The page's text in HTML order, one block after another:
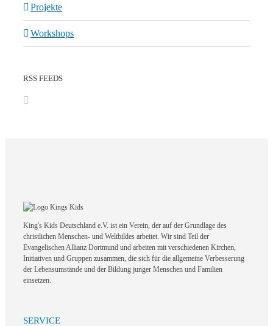
Projekte
Workshops
RSS FEEDS
King's Kids Deutschland e.V. ist ein Verein, der auf der Grundlage des
christlichen Menschen- und Weltbildes arbeitet. Wir sind Teil der
Evangelischen Allianz Dortmund und arbeiten mit verschiedenen Kirchen,
Initiativen und Gruppen zusammen, die sich für die allgemeine Verbesserung
der Lebensumstände und der Bildung junger Menschen und Familien
einsetzen.
SERVICE